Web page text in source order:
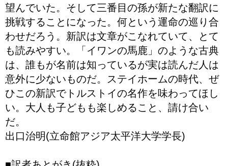
望んでいた。そして三番目の孫が新たな翻訳に
挑戦することになった。何という運命の巡り合
わせだろう。新訳は文章がこなれていて、とて
も読みやすい。「イワンの馬鹿」のような古典
は、誰もが名前は知っているが実は読んだ人は
意外に少ないものだ。ステイホームの時代、ぜ
ひこの新訳でトルストイの名作を味わってほし
い。大人も子どもも楽しめること、請け合い
だ。
出口治明(立命館アジア太平洋大学学長)